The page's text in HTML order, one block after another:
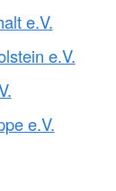
e.V.
e.V.
e.V.